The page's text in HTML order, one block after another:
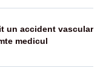
un accident vascular
medicul